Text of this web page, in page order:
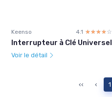
Keenso 4.1 ☆☆☆☆☆
★★★★★
Interrupteur à Clé Universel
Voir le détail
‹‹ ‹ 1